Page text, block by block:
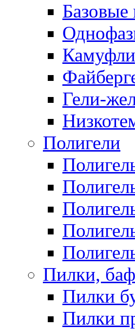
Базовые
Гели-
Полигели
Пилки,
Пилки
Пилки